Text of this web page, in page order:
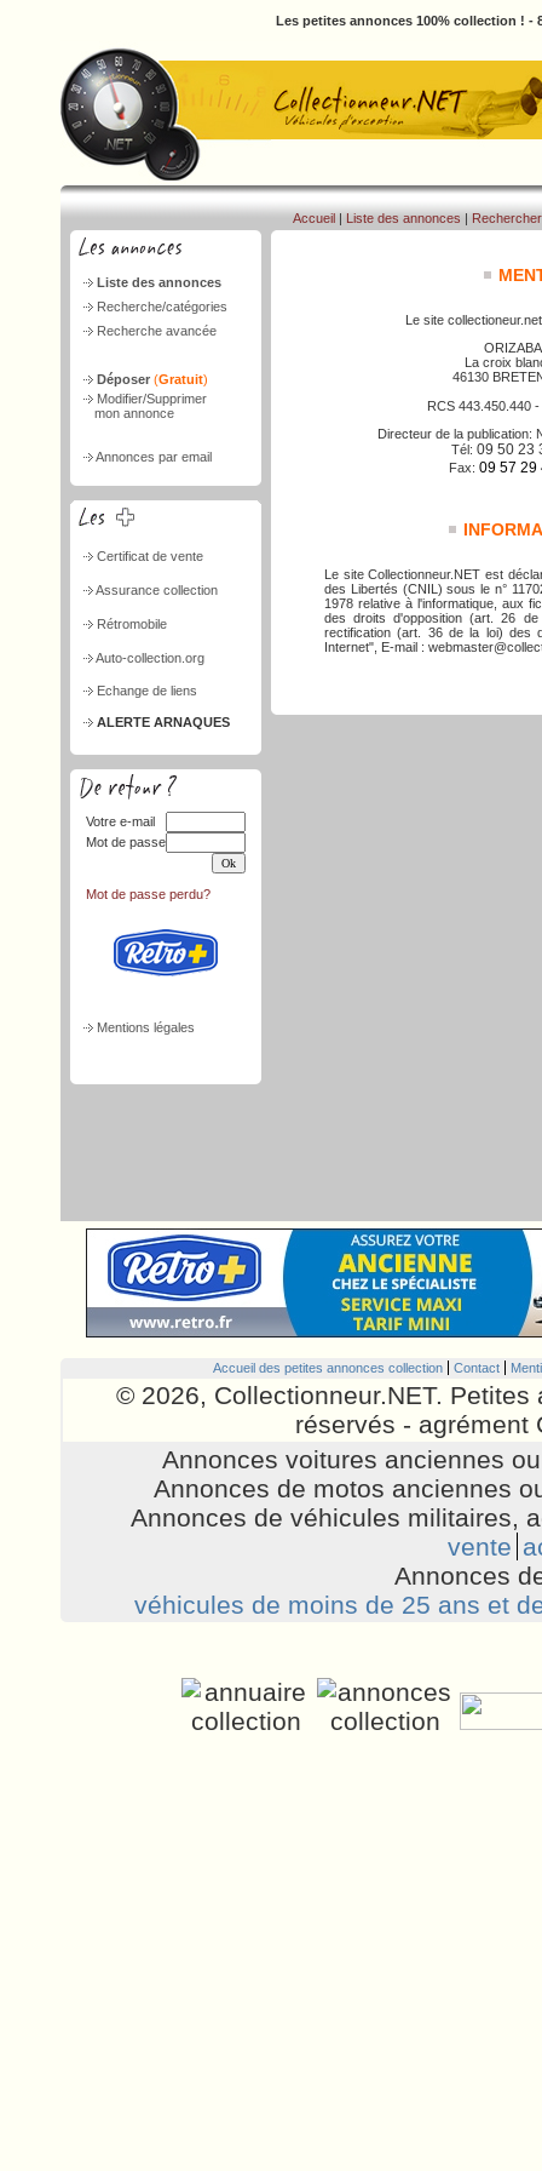
Les petites annonces 100% collection ! -
Liste des annonces
Recherche/catégories
Recherche avancée
Déposer (Gratuit)
Modifier/Supprimer
mon annonce
Annonces par email
Certificat de vente
Assurance collection
Rétromobile
Auto-collection.org
Echange de liens
ALERTE ARNAQUES
Votre e-mail
Mot de passe
Mot de passe perdu?
Mentions légales
Accueil | Liste des annonces | Rechercher
Le site
ORIZABA
La croix
46130
RCS 443.450.440
Directeur de la publication:
Tél: 09 50 23
Fax: 09 57 29
Le site Collectionneur.NET est
des Libertés (CNIL) sous le n°
1978 relative à l'informatique, aux
des droits d'opposition (art. 26
rectification (art. 36 de la loi) des
Internet", E-mail :
Accueil des petites annonces collection Contact
© 2026, Collectionneur.NET.
réservés - agrément
Annonces voitures anciennes
Annonces de motos anciennes
Annonces de véhicules militaires,
vente
Annonces
véhicules de moins de 25 ans et